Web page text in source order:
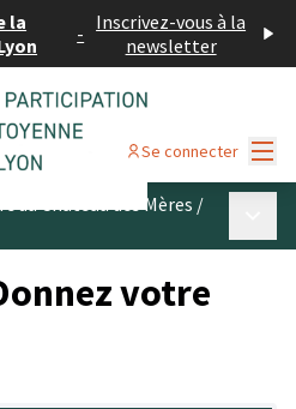
la
- Inscrivez-vous à la
newsletter
Se connecter
du Château des Mères /
votre